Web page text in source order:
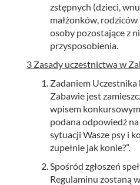
zstępnych (dzieci,
małżonków,
osoby pozostające z
przysposobienia.
3 Zasady uczestnictwa w
Zadaniem Uczestnika
Zabawie jest
wpisem
podana odpowiedź
sytuacji Wasze psy i
zupełnie jak konie?”.
Spośród zgłoszeń
Regulaminu zostaną